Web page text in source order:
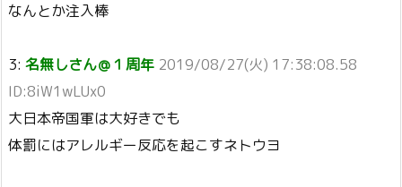
なんとか注入棒
3: 名無しさん＠１周年 2019/08/27(火) 17:38:08.58
ID:8iW1wLUx0
大日本帝国軍は大好きでも
体罰にはアレルギー反応を起こすネトウヨ